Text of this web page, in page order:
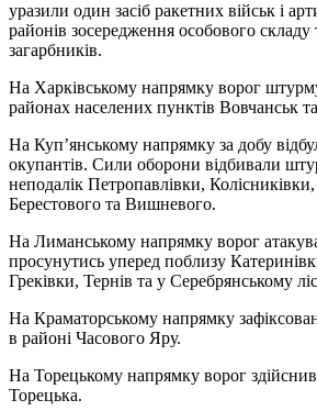
уразили один засіб ракетних військ і
районів зосередження особового складу
загарбників.
На Харківському напрямку ворог
районах населених пунктів Вовчанськ
На Куп’янському напрямку за добу
окупантів. Сили оборони відбивали
неподалік Петропавлівки,
Берестового та Вишневого.
На Лиманському напрямку ворог
просунутись уперед поблизу
Греківки, Тернів та у Серебрянському
На Краматорському напрямку
в районі Часового Яру.
На Торецькому напрямку ворог
Торецька.